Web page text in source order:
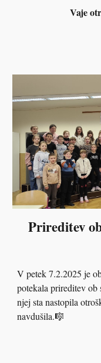
Vaje
Prireditev
V petek 7.2.2025 je
potekala prireditev
njej sta nastopila
navdušila.🎼